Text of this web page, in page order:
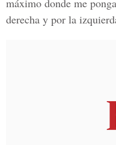
máximo donde me
derecha y por la